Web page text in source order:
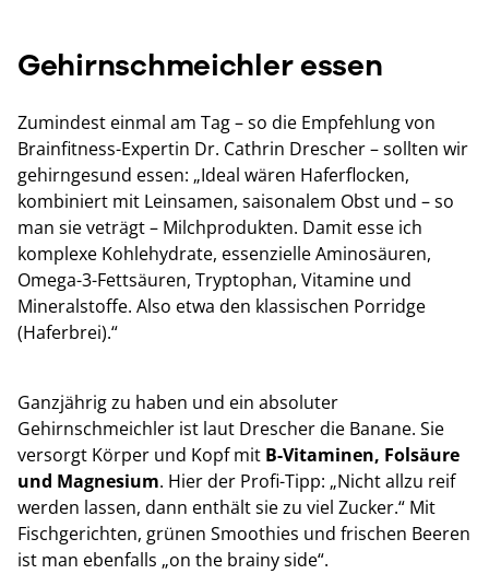
Gehirnschmeichler essen
Zumindest einmal am Tag – so die Empfehlung von
Brainfitness-Expertin Dr. Cathrin Drescher – sollten wir
gehirngesund essen: „Ideal wären Haferflocken,
kombiniert mit Leinsamen, saisonalem Obst und – so
man sie veträgt – Milchprodukten. Damit esse ich
komplexe Kohlehydrate, essenzielle Aminosäuren,
Omega-3-Fettsäuren, Tryptophan, Vitamine und
Mineralstoffe. Also etwa den klassischen Porridge
(Haferbrei).“
Ganzjährig zu haben und ein absoluter
Gehirnschmeichler ist laut Drescher die Banane. Sie
versorgt Körper und Kopf mit B-Vitaminen, Folsäure
und Magnesium. Hier der Profi-Tipp: „Nicht allzu reif
werden lassen, dann enthält sie zu viel Zucker.“ Mit
Fischgerichten, grünen Smoothies und frischen Beeren
ist man ebenfalls „on the brainy side“.